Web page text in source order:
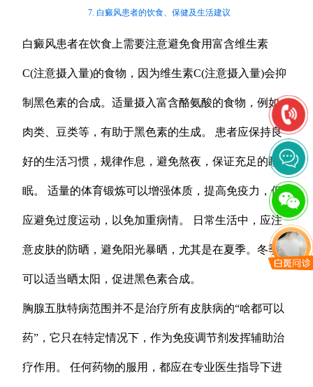
7. 白癜风患者的饮食、保健及生活建议
白癜风患者在饮食上需要注意避免食用富含维生素
C(注意摄入量)的食物，因为维生素C(注意摄入量)会抑
制黑色素的合成。适量摄入富含酪氨酸的食物，例如
肉类、豆类等，有助于黑色素的生成。 患者应保持良
好的生活习惯，规律作息，避免熬夜，保证充足的睡
眠。 适量的体育锻炼可以增强体质，提高免疫力，但
应避免过度运动，以免加重病情。 日常生活中，应注
意皮肤的防晒，避免阳光暴晒，尤其是在夏季。冬季
可以适当晒太阳，促进黑色素合成。
胸腺五肽特病范围并不是治疗所有皮肤病的“啥都可以
药”，它只在特定情况下，作为免疫调节剂发挥辅助治
疗作用。 任何药物的服用，都应在专业医生指导下进